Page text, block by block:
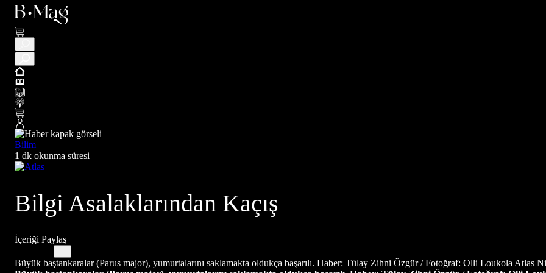
Bilim
1 dk okunma süresi
Bilgi Asalaklarından Kaçış
İçeriği Paylaş
Büyük baştankaralar (Parus major), yumurtalarını saklamakta oldukça başarılı. Haber: Tülay Zihni Özgür / Fotoğraf: Olli Loukola Atlas